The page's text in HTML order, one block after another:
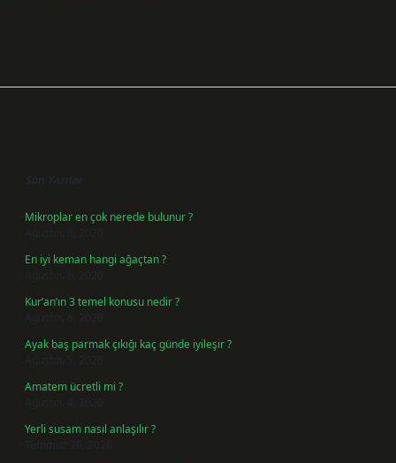
Son Yazılar
Mikroplar en çok nerede bulunur ?
Ağustos 8, 2026
En iyi keman hangi ağaçtan ?
Ağustos 6, 2026
Kur’an’ın 3 temel konusu nedir ?
Ağustos 6, 2026
Ayak baş parmak çıkığı kaç günde iyileşir ?
Ağustos 5, 2026
Amatem ücretli mi ?
Ağustos 4, 2026
Yerli susam nasıl anlaşılır ?
Temmuz 29, 2026